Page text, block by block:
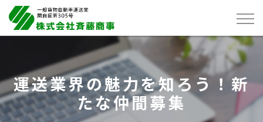
運送業界の魅力を知ろう！新
たな仲間募集